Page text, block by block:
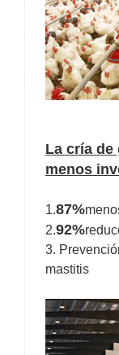
La cría de
menos
1.87%
2.92%
3.
mastitis